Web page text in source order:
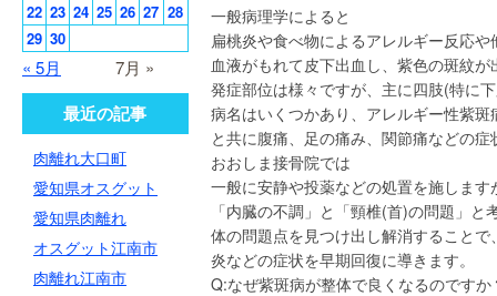
一般病理学によると
扁桃炎や食べ物によるアレルギー反応
血液がもれて皮下出血し、紫色の斑紋
発症部位は様々ですが、主に四肢(特に
病名はいくつかあり、アレルギー性紫
と共に腹痛、足の痛み、関節痛などの症
おおしま接骨院では
一般に安静や投薬などの処置を施しま
「内臓の不調」と「頸椎(首)の問題」と
体の問題点を見つけ出し解消すること
炎などの症状を早期回復に導きます。
Q:なぜ紫斑病が整体で良くなるのですか
« 5月 7月 »
22 23 24 25 26 27 28
29 30
最近の記事
肉離れ大口町
愛知県オスグット
愛知県肉離れ
オスグット江南市
肉離れ江南市